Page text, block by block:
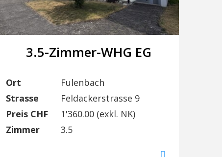
3.5-Zimmer-WHG EG
Ort
Fulenbach
Strasse
Feldackerstrasse 9
Preis CHF
1'360.00 (exkl. NK)
Zimmer
3.5